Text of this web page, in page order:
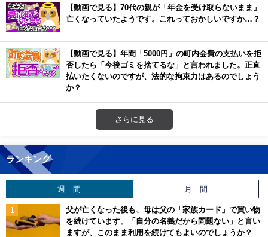
【動画で見る】70代の親が「年金を受け取らないまま」
亡くなっていたようです。これっておかしいですか…？
【動画で見る】年間「5000円」の町内会費の支払いを拒
否したら「今後ゴミを捨てるな」と言われました。正直
払いたくないのですが、法的な拘束力はあるのでしょう
か？
さらに見る
ランキング
週 間 月 間
父が亡くなった後も、母は父の「家族カード」で買い物
を続けています。「自分の名義だから問題ない」と言い
ますが、このまま利用を続けてもよいのでしょうか？